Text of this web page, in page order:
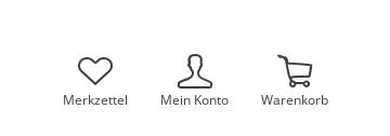
Merkzettel Mein Konto Warenkorb